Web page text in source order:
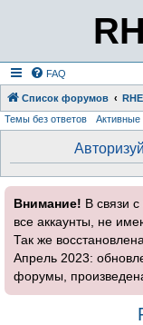
FAQ
Список форумов
Темы без ответов
Внимание! В связи
все аккаунты, не
Так же
Апрель 2023:
форумы,